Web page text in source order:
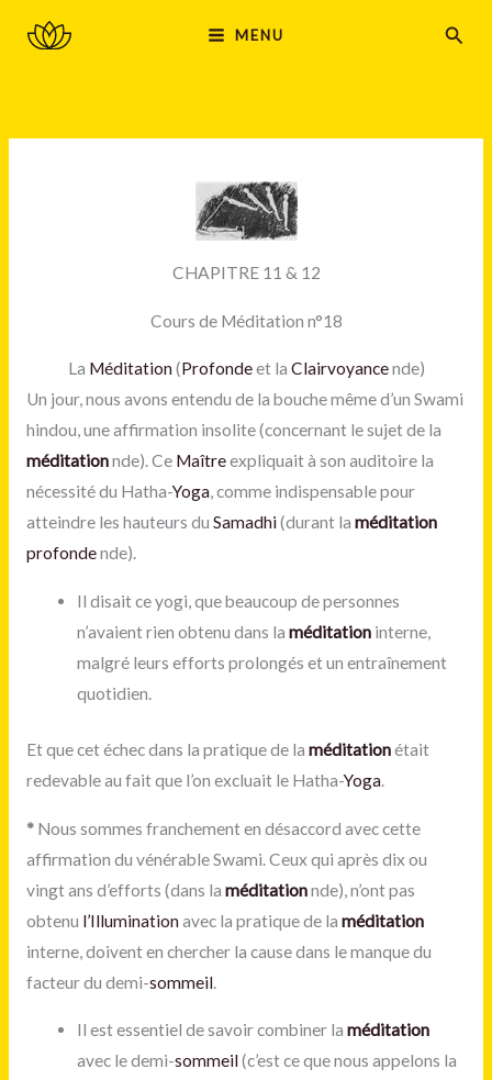
MAIN
MENU
CHAPITRE 11 & 12
Cours de Méditation n°18
La Méditation(Profondeet la Clairvoyancende)
Un jour, nous avons entendu de la bouche même d’un Swami
hindou, une affirmation insolite (concernant le sujet de la
méditationnde). Ce Maîtreexpliquait à son auditoire la
nécessité du Hatha-Yoga, comme indispensable pour
atteindre les hauteurs du Samadhi(durant la méditation
profondende).
Il disait ce yogi, que beaucoup de personnes
n’avaient rien obtenu dans laméditation interne,
malgré leurs efforts prolongés et un entraînement
quotidien.
Et que cet échec dans la pratique de la méditationétait
redevable au fait que l’on excluait le Hatha-Yoga.
*Nous sommes franchement en désaccord avec cette
affirmation du vénérable Swami. Ceux qui après dix ou
vingt ans d’efforts (dans la méditationnde), n’ont pas
obtenu l’Illuminationavec la pratique de la méditation
interne, doivent en chercher la cause dans le manque du
facteur du demi-sommeil.
Il est essentiel de savoir combiner laméditation
avec le demi-sommeil(c’est ce que nous appelons la